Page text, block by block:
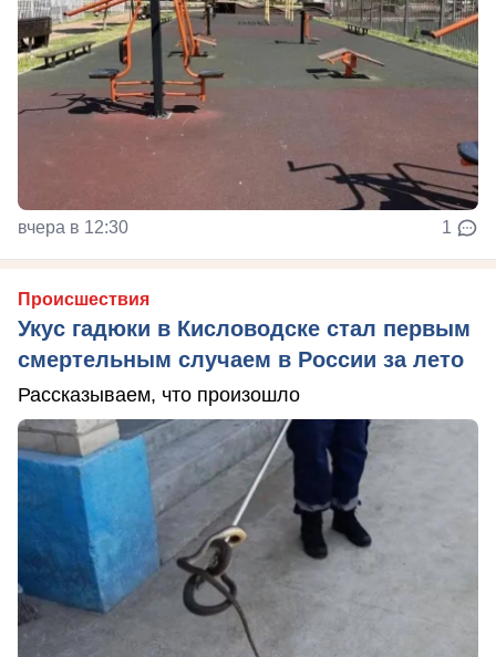
вчера в 12:30 1
Происшествия
Укус гадюки в Кисловодске стал первым
смертельным случаем в России за лето
Рассказываем, что произошло